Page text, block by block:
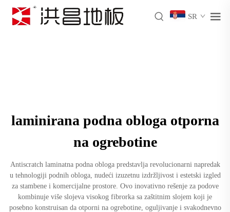
SR
laminirana podna obloga otporna
na ogrebotine
Antiscratch laminatna podna obloga predstavlja revolucionarni napredak
u tehnologiji podnih obloga, nudeći izuzetnu izdržljivost i estetski izgled
za stambene i komercijalne prostore. Ovo inovativno rešenje za podove
kombinuje više slojeva visokog fibrorka sa zaštitnim slojem koji je
posebno konstruisan da otporni na ogrebotine, oguljivanje i svakodnevno